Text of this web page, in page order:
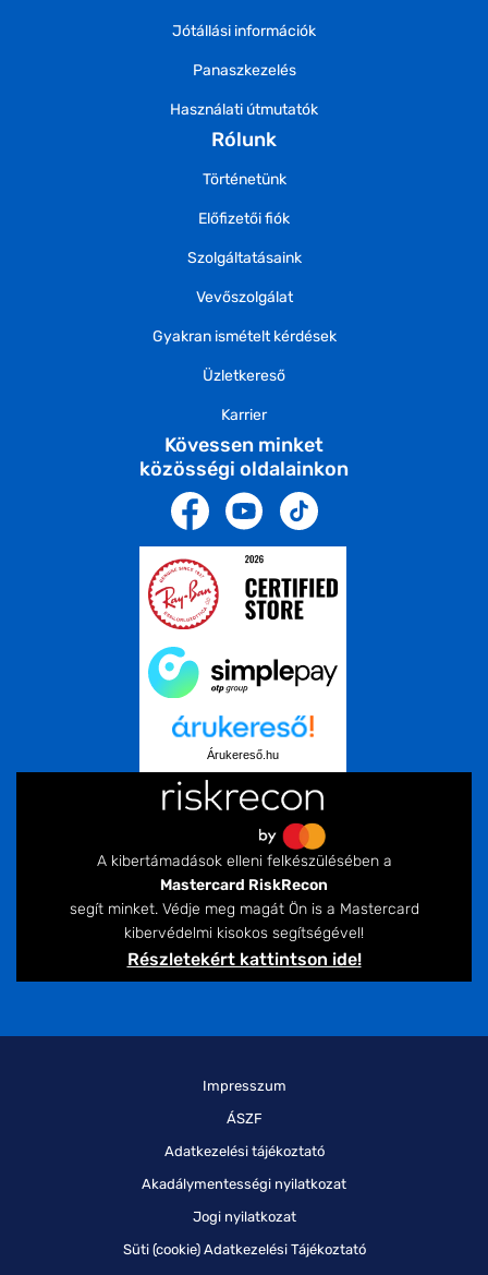
Jótállási információk
Panaszkezelés
Használati útmutatók
Rólunk
Történetünk
Előfizetői fiók
Szolgáltatásaink
Vevőszolgálat
Gyakran ismételt kérdések
Üzletkereső
Karrier
Kövessen minket
közösségi oldalainkon
Árukereső.hu
A kibertámadások elleni felkészülésében a
Mastercard RiskRecon
segít minket. Védje meg magát Ön is a Mastercard
kibervédelmi kisokos segítségével!
Részletekért kattintson ide!
Impresszum
ÁSZF
Adatkezelési tájékoztató
Akadálymentességi nyilatkozat
Jogi nyilatkozat
Süti (cookie) Adatkezelési Tájékoztató